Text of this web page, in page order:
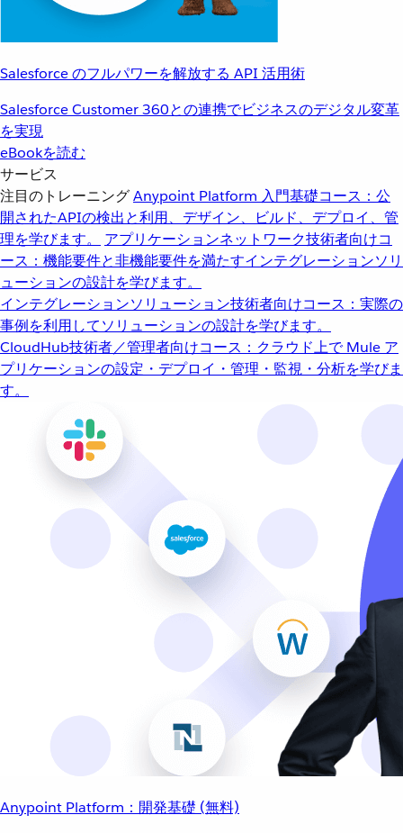
Salesforce のフルパワーを解放する API 活用術
Salesforce Customer 360との連携でビジネスのデジタル変革
を実現
eBookを読む
サービス
注目のトレーニングAnypoint Platform 入門基礎コース：公
開されたAPIの検出と利用、デザイン、ビルド、デプロイ、管
理を学びます。
アプリケーションネットワーク技術者向けコ
ース：機能要件と非機能要件を満たすインテグレーションソリ
ューションの設計を学びます。
インテグレーションソリューション技術者向けコース：実際の
事例を利用してソリューションの設計を学びます。
CloudHub技術者／管理者向けコース：クラウド上で Mule ア
プリケーションの設定・デプロイ・管理・監視・分析を学びま
す。
Anypoint Platform：開発基礎 (無料)